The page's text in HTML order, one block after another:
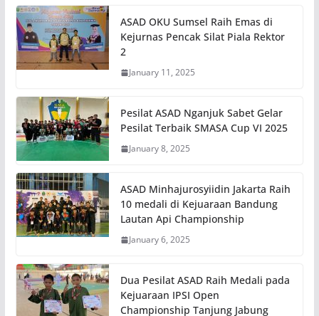
ASAD OKU Sumsel Raih Emas di
Kejurnas Pencak Silat Piala Rektor
2
January 11, 2025
Pesilat ASAD Nganjuk Sabet Gelar
Pesilat Terbaik SMASA Cup VI 2025
January 8, 2025
ASAD Minhajurosyiidin Jakarta Raih
10 medali di Kejuaraan Bandung
Lautan Api Championship
January 6, 2025
Dua Pesilat ASAD Raih Medali pada
Kejuaraan IPSI Open
Championship Tanjung Jabung